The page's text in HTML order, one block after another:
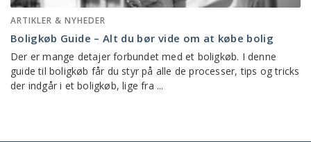
ARTIKLER & NYHEDER
Boligkøb Guide – Alt du bør vide om at købe bolig
Der er mange detajer forbundet med et boligkøb. I denne
guide til boligkøb får du styr på alle de processer, tips og tricks
der indgår i et boligkøb, lige fra ...